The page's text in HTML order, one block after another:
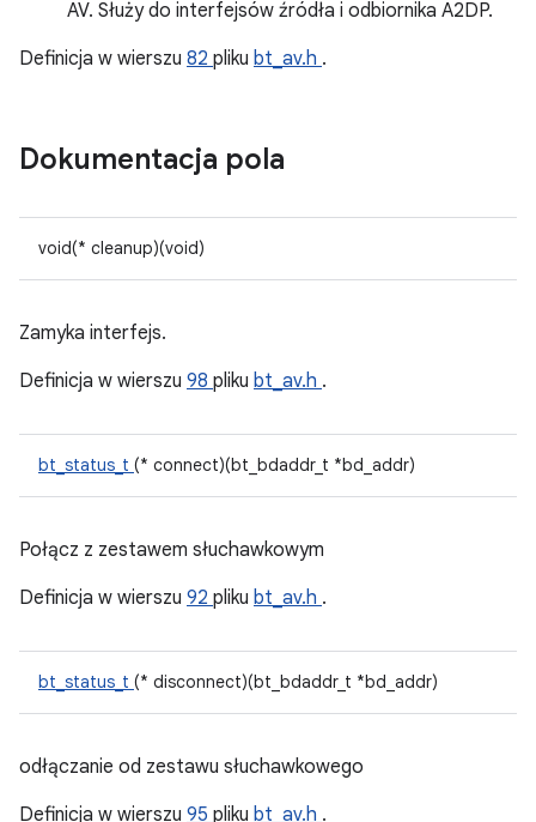
AV. Służy do interfejsów źródła i odbiornika A2DP.
Definicja w wierszu 82 pliku bt_av.h .
Dokumentacja pola
void(* cleanup)(void)
Zamyka interfejs.
Definicja w wierszu 98 pliku bt_av.h .
bt_status_t (* connect)(bt_bdaddr_t *bd_addr)
Połącz z zestawem słuchawkowym
Definicja w wierszu 92 pliku bt_av.h .
bt_status_t (* disconnect)(bt_bdaddr_t *bd_addr)
odłączanie od zestawu słuchawkowego
Definicja w wierszu 95 pliku bt_av.h .